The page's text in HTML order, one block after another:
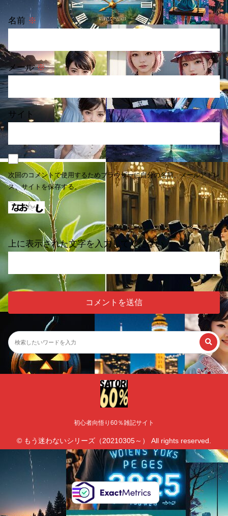
名前 ※
メール※
サイト
次回のコメントで使用するためブラウザーに自分の名前、メールアドレ
ス、サイトを保存する。
上に表示された文字を入力してください。
初心者向悟り60％雑記サイト
© もう迷わないシリーズ（20210305～） All rights reserved.